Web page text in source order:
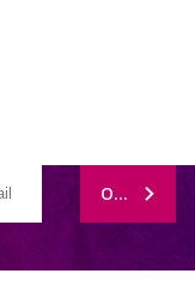
ODEBÍRAT